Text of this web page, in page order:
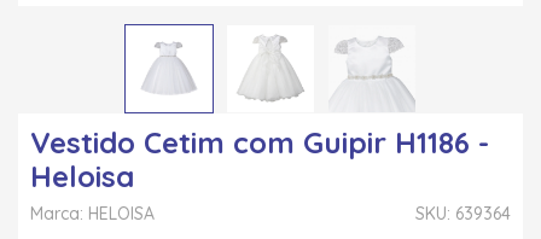
Vestido Cetim com Guipir H1186 -
Heloisa
SKU: 639364
Marca: HELOISA